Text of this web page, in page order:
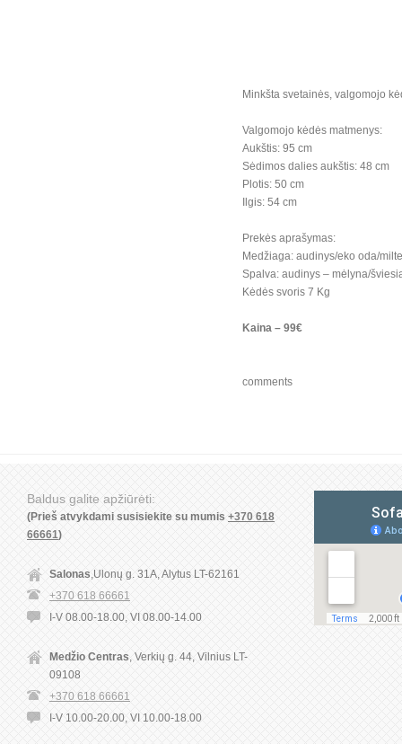
Minkšta svetainės, valgomojo
Valgomojo kėdės matmenys:
Aukštis: 95 cm
Sėdimos dalies aukštis: 48 cm
Plotis: 50 cm
Ilgis: 54 cm
Prekės aprašymas:
Medžiaga: audinys/eko oda/
Spalva: audinys – mėlyna/
Kėdės svoris 7 Kg
Kaina – 99€
comments
Baldus galite apžiūrėti:
(Prieš atvykdami susisiekite su mumis +370 618
66661)
Salonas ,Ulonų g. 31A, Alytus LT-62161
+370 618 66661
I-V 08.00-18.00, VI 08.00-14.00
Medžio Centras , Verkių g. 44, Vilnius LT-
09108
+370 618 66661
I-V 10.00-20.00, VI 10.00-18.00